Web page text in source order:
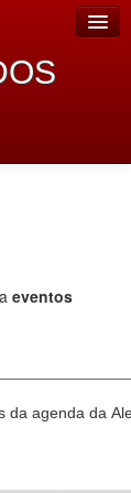
eventos
da agenda da